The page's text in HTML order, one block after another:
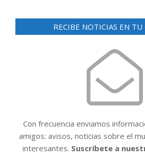
RECIBE NOTICIAS EN TU
Con frecuencia enviamos
amigos: avisos, noticias sobre el
interesantes. Suscríbete a